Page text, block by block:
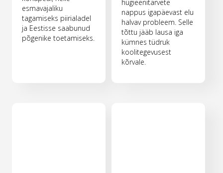
esmavajaliku
tagamiseks piirialadel
ja Eestisse saabunud
põgenike toetamiseks.
hügieenitarvete
nappus igapäevast elu
halvav probleem. Selle
tõttu jääb lausa iga
kümnes tüdruk
koolitegevusest
kõrvale.